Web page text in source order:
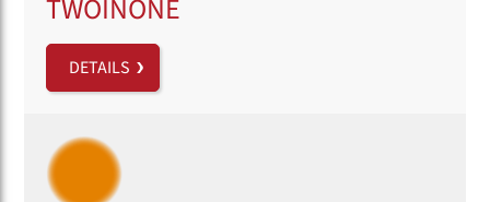
TWOINONE
DETAILS